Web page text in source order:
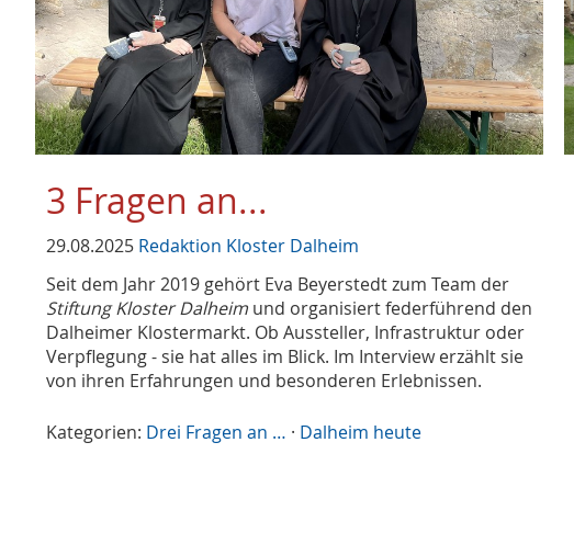
3 Fragen an...
29.08.2025 Redaktion Kloster Dalheim
Seit dem Jahr 2019 gehört Eva Beyerstedt zum Team der
Stiftung Kloster Dalheim und organisiert federführend den
Dalheimer Klostermarkt. Ob Aussteller, Infrastruktur oder
Verpflegung - sie hat alles im Blick. Im Interview erzählt sie
von ihren Erfahrungen und besonderen Erlebnissen.
Kategorien: Drei Fragen an … · Dalheim heute